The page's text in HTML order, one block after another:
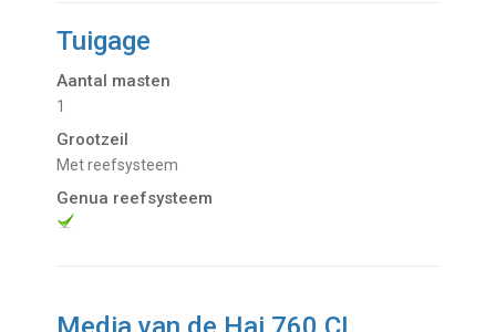
Tuigage
Aantal masten
1
Grootzeil
met reefsysteem
Genua reefsysteem